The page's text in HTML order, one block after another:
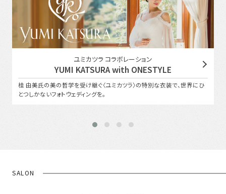
ユミカツラ コラボレーション
YUMI KATSURA with ONESTYLE
桂 由美氏の美の哲学を受け継ぐ〈ユミカツラ〉の特別な衣装で、世界にひ
とつしかないフォトウェディングを。
SALON